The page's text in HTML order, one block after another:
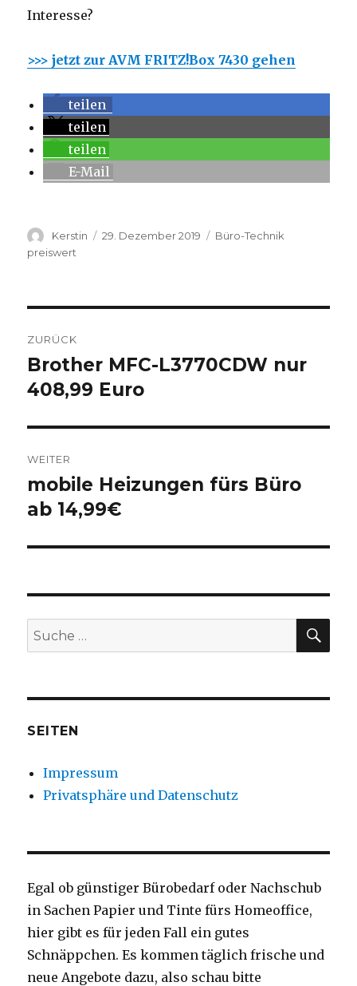
Interesse?
>>> jetzt zur AVM FRITZ!Box 7430 gehen
teilen
teilen
teilen
E-Mail
Autor
Kerstin
Veröffentlicht
29. Dezember 2019 Kategorien
Büro-Technik
preiswert
ZURÜCK
Vorheriger
Beitrag:
Brother MFC-L3770CDW nur
408,99 Euro
WEITER
Nächster
Beitrag:
mobile Heizungen fürs Büro
ab 14,99€
Suche
nach:
SEITEN
Impressum
Privatsphäre und Datenschutz
Egal ob günstiger Bürobedarf oder Nachschub
in Sachen Papier und Tinte fürs Homeoffice,
hier gibt es für jeden Fall ein gutes
Schnäppchen. Es kommen täglich frische und
neue Angebote dazu, also schau bitte